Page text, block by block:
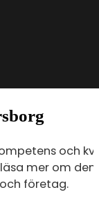
och
mer om
företag.